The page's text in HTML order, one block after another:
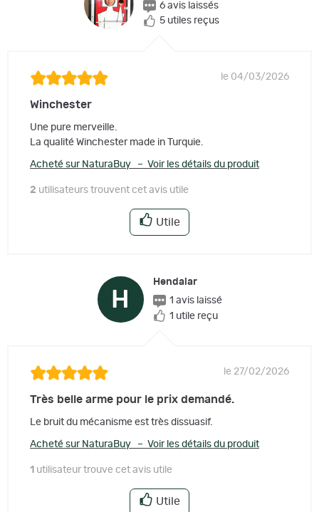
6 avis laissés
5 utiles reçus
le 04/03/2026
Winchester
Une pure merveille.
La qualité Winchester made in Turquie.
Acheté sur NaturaBuy – Voir les détails du produit
2 utilisateurs trouvent cet avis utile
Utile
H
Hendaiar
1 avis laissé
1 utile reçu
le 27/02/2026
Très belle arme pour le prix demandé.
Le bruit du mécanisme est très dissuasif.
Acheté sur NaturaBuy – Voir les détails du produit
1 utilisateur trouve cet avis utile
Utile